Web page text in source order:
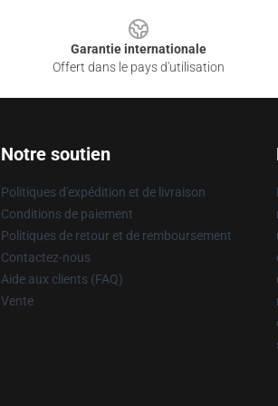
Garantie internationale
Offert dans le pays d'utilisation
Notre soutien
Politiques d'expédition et de livraison
Conditions de paiement
Politiques de retour et de remboursement
Contactez-nous
Aide aux clients (FAQ)
Vente